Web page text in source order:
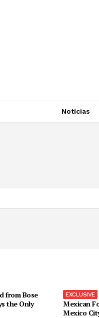
Notícias
from Bose
the Only
Mexican
Mexico